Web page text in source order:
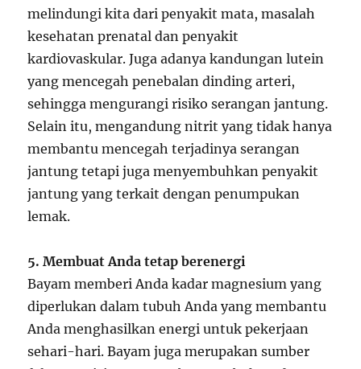
melindungi kita dari penyakit mata, masalah
kesehatan prenatal dan penyakit
kardiovaskular. Juga adanya kandungan lutein
yang mencegah penebalan dinding arteri,
sehingga mengurangi risiko serangan jantung.
Selain itu, mengandung nitrit yang tidak hanya
membantu mencegah terjadinya serangan
jantung tetapi juga menyembuhkan penyakit
jantung yang terkait dengan penumpukan
lemak.
5. Membuat Anda tetap berenergi
Bayam memberi Anda kadar magnesium yang
diperlukan dalam tubuh Anda yang membantu
Anda menghasilkan energi untuk pekerjaan
sehari-hari. Bayam juga merupakan sumber